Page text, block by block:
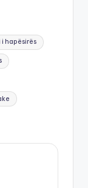
i hapësirës